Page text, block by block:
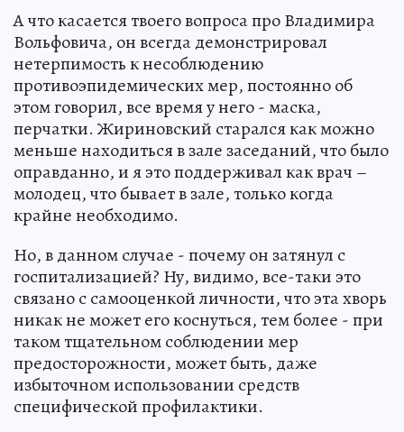
А что касается твоего вопроса про Владимира
Вольфовича, он всегда демонстрировал
нетерпимость к несоблюдению
противоэпидемических мер, постоянно об
этом говорил, все время у него - маска,
перчатки. Жириновский старался как можно
меньше находиться в зале заседаний, что было
оправданно, и я это поддерживал как врач –
молодец, что бывает в зале, только когда
крайне необходимо.
Но, в данном случае - почему он затянул с
госпитализацией? Ну, видимо, все-таки это
связано с самооценкой личности, что эта хворь
никак не может его коснуться, тем более - при
таком тщательном соблюдении мер
предосторожности, может быть, даже
избыточном использовании средств
специфической профилактики.